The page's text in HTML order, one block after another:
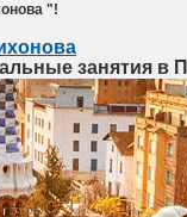
"!
занятия в